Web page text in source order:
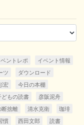
ントレポ
イベント情報
ツ
ダウンロード
宏
今日の本棚
どもの読書
彦阪泥舟
断捨離 清水克衛
珈琲
慣 西田文郎
読書